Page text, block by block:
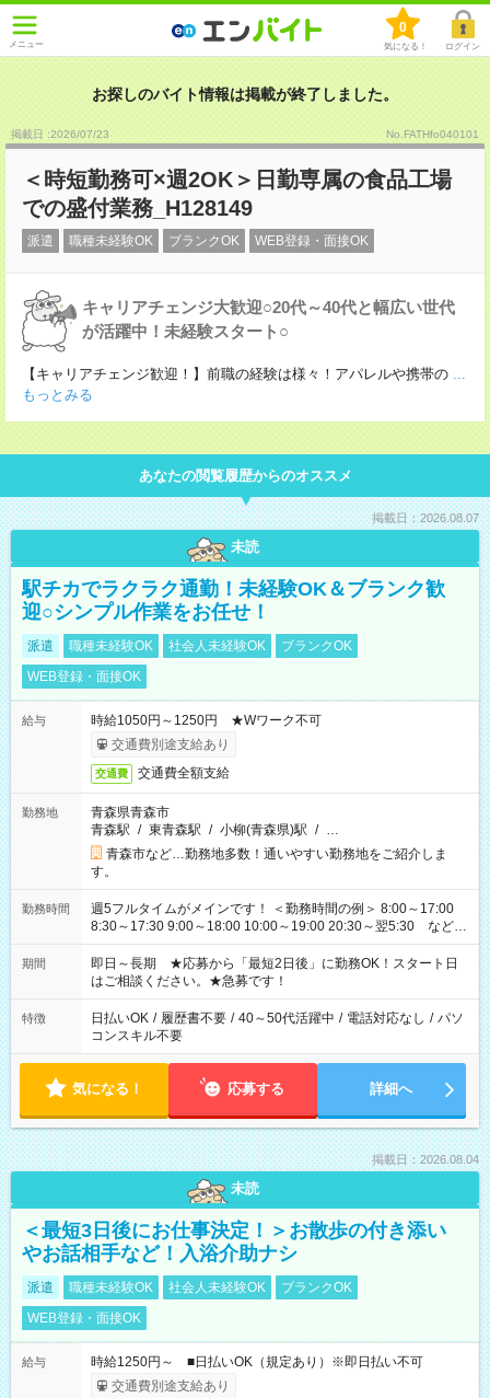
メニュー
0
気になる！ ログイン
お探しのバイト情報は掲載が終了しました。
掲載日 :2026/07/23 No.FATHfo040101
＜時短勤務可×週2OK＞日勤専属の食品工場
での盛付業務_H128149
派遣 職種未経験OK ブランクOK WEB登録・面接OK
キャリアチェンジ大歓迎○20代～40代と幅広い世代
が活躍中！未経験スタート○
【キャリアチェンジ歓迎！】前職の経験は様々！アパレルや携帯の ...
もっとみる
あなたの閲覧履歴からのオススメ
掲載日：2026.08.07
未読
駅チカでラクラク通勤！未経験OK＆ブランク歓
迎○シンプル作業をお任せ！
派遣 職種未経験OK 社会人未経験OK
ブランクOK
WEB登録・面接OK
給与
時給1050円～1250円 ★Wワーク不可
交通費別途支給あり
交通費 交通費全額支給
勤務地
青森県青森市
青森駅 / 東青森駅 / 小柳(青森県)駅 / …
青森市など…勤務地多数！通いやすい勤務地をご紹介しま
す。
勤務時間
週5フルタイムがメインです！ ＜勤務時間の例＞ 8:00～17:00
8:30～17:30 9:00～18:00 10:00～19:00 20:30～翌5:30 など ★
その他にも勤務時間多数！ 日勤のみ、残業なし、交替制など
ご希望を教えてください！
期間
即日～長期 ★応募から「最短2日後」に勤務OK！スタート日
はご相談ください。★急募です！
特徴 日払いOK / 履歴書不要 / 40～50代活躍中 / 電話対応なし / パソ
コンスキル不要
気になる！ 応募する 詳細へ
掲載日：2026.08.04
未読
＜最短3日後にお仕事決定！＞お散歩の付き添い
やお話相手など！入浴介助ナシ
派遣 職種未経験OK 社会人未経験OK
ブランクOK
WEB登録・面接OK
給与
時給1250円～ ■日払いOK（規定あり）※即日払い不可
交通費別途支給あり